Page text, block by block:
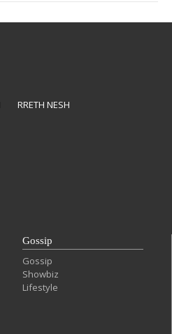
RRETH NESH
Gossip
Gossip
Showbiz
Lifestyle